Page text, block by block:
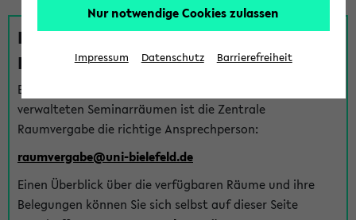
Fragen zu im eKVV verwalteten
Räumen
Bei Fragen zur Vergabe von Hörsälen und vom eKVV
verwalteten Seminarräumen ist die Zentrale
Raumvergabe die richtige Ansprechperson:
raumvergabe@uni-bielefeld.de
Einen Überblick über die verfügbaren Räume und ihre
Belegungen können Sie sich selbst auf dieser Seite
Nur notwendige Cookies zulassen
Impressum Datenschutz Barrierefreiheit